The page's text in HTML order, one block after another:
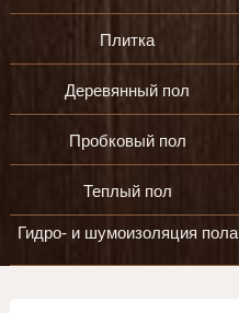
Плитка
Деревянный пол
Пробковый пол
Теплый пол
Гидро- и шумоизоляция пола